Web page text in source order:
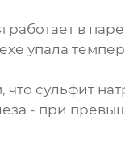
работает в
упала
сульфит
- при